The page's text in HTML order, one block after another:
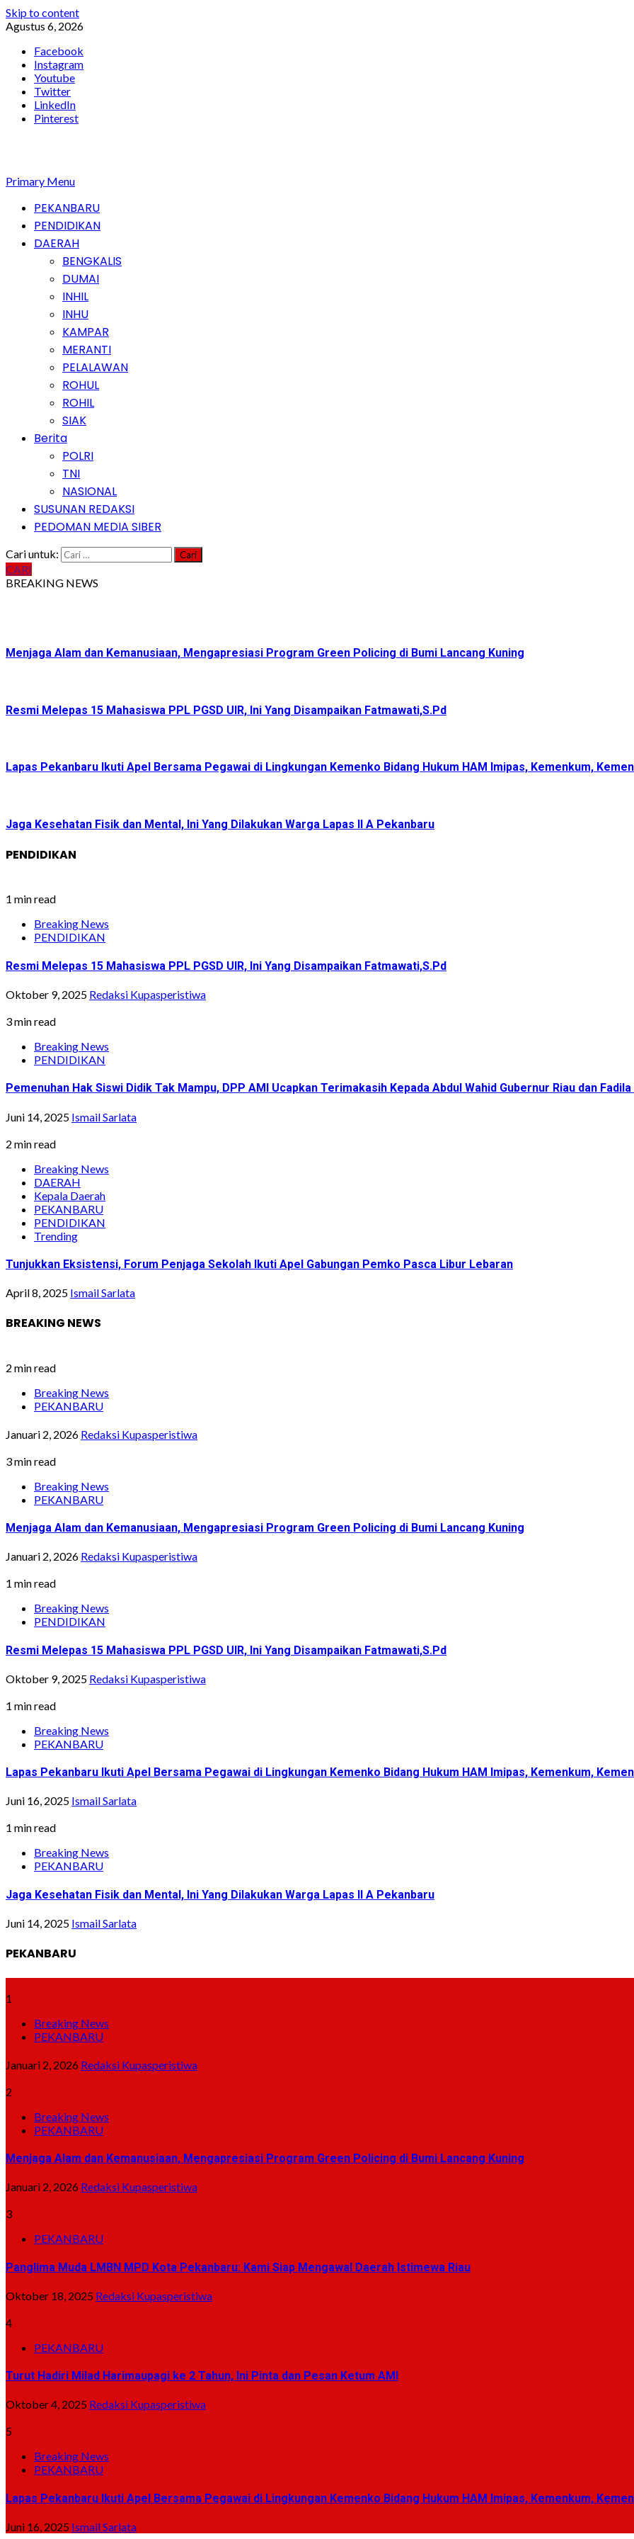
Skip to content
Agustus 6, 2026
Facebook
Instagram
Youtube
Twitter
LinkedIn
Pinterest
Primary Menu
PEKANBARU
PENDIDIKAN
DAERAH
BENGKALIS
DUMAI
INHIL
INHU
KAMPAR
MERANTI
PELALAWAN
ROHUL
ROHIL
SIAK
Berita
POLRI
TNI
NASIONAL
SUSUNAN REDAKSI
PEDOMAN MEDIA SIBER
Cari untuk:
CARI
BREAKING NEWS
Menjaga Alam dan Kemanusiaan, Mengapresiasi Program Green Policing di Bumi Lancang Kuning
Resmi Melepas 15 Mahasiswa PPL PGSD UIR, Ini Yang Disampaikan Fatmawati,S.Pd
Lapas Pekanbaru Ikuti Apel Bersama Pegawai di Lingkungan Kemenko Bidang Hukum HAM Imipas, Kemenkum,
Jaga Kesehatan Fisik dan Mental, Ini Yang Dilakukan Warga Lapas II A Pekanbaru
PENDIDIKAN
1 min read
Breaking News
PENDIDIKAN
Resmi Melepas 15 Mahasiswa PPL PGSD UIR, Ini Yang Disampaikan Fatmawati,S.Pd
Oktober 9, 2025 Redaksi Kupasperistiwa
3 min read
Breaking News
PENDIDIKAN
Pemenuhan Hak Siswi Didik Tak Mampu, DPP AMI Ucapkan Terimakasih Kepada Abdul Wahid Gubernur Riau dan
Juni 14, 2025 Ismail Sarlata
2 min read
Breaking News
DAERAH
Kepala Daerah
PEKANBARU
PENDIDIKAN
Trending
Tunjukkan Eksistensi, Forum Penjaga Sekolah Ikuti Apel Gabungan Pemko Pasca Libur Lebaran
April 8, 2025 Ismail Sarlata
BREAKING NEWS
2 min read
Breaking News
PEKANBARU
Januari 2, 2026 Redaksi Kupasperistiwa
3 min read
Breaking News
PEKANBARU
Menjaga Alam dan Kemanusiaan, Mengapresiasi Program Green Policing di Bumi Lancang Kuning
Januari 2, 2026 Redaksi Kupasperistiwa
1 min read
Breaking News
PENDIDIKAN
Resmi Melepas 15 Mahasiswa PPL PGSD UIR, Ini Yang Disampaikan Fatmawati,S.Pd
Oktober 9, 2025 Redaksi Kupasperistiwa
1 min read
Breaking News
PEKANBARU
Lapas Pekanbaru Ikuti Apel Bersama Pegawai di Lingkungan Kemenko Bidang Hukum HAM Imipas, Kemenkum,
Juni 16, 2025 Ismail Sarlata
1 min read
Breaking News
PEKANBARU
Jaga Kesehatan Fisik dan Mental, Ini Yang Dilakukan Warga Lapas II A Pekanbaru
Juni 14, 2025 Ismail Sarlata
PEKANBARU
1
Breaking News
PEKANBARU
Januari 2, 2026 Redaksi Kupasperistiwa
2
Breaking News
PEKANBARU
Menjaga Alam dan Kemanusiaan, Mengapresiasi Program Green Policing di Bumi Lancang Kuning
Januari 2, 2026 Redaksi Kupasperistiwa
3
PEKANBARU
Panglima Muda LMBN MPD Kota Pekanbaru: Kami Siap Mengawal Daerah Istimewa Riau
Oktober 18, 2025 Redaksi Kupasperistiwa
4
PEKANBARU
Turut Hadiri Milad Harimaupagi ke 2 Tahun, Ini Pinta dan Pesan Ketum AMI
Oktober 4, 2025 Redaksi Kupasperistiwa
5
Breaking News
PEKANBARU
Lapas Pekanbaru Ikuti Apel Bersama Pegawai di Lingkungan Kemenko Bidang Hukum HAM Imipas, Kemenkum,
Juni 16, 2025 Ismail Sarlata